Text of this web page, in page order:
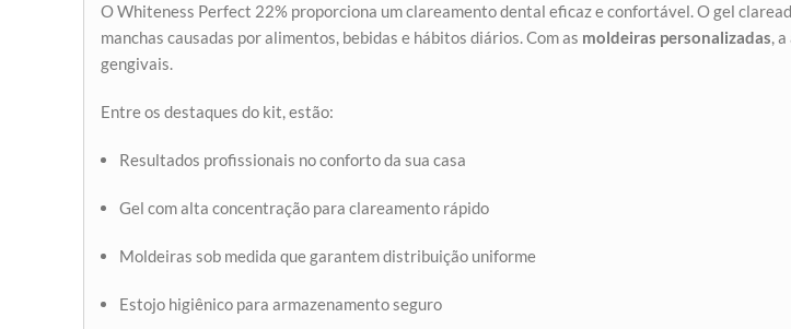
O Whiteness Perfect 22% proporciona um clareamento dental eficaz e confortável. O gel
manchas causadas por alimentos, bebidas e hábitos diários. Com as moldeiras personalizadas,
gengivais.
Entre os destaques do kit, estão:
Resultados profissionais no conforto da sua casa
Gel com alta concentração para clareamento rápido
Moldeiras sob medida que garantem distribuição uniforme
Estojo higiênico para armazenamento seguro